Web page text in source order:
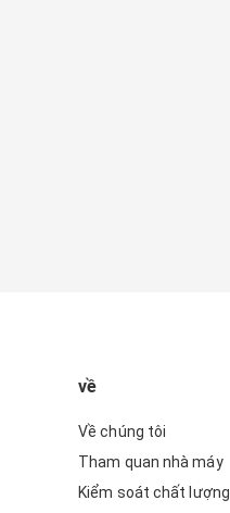
về
Về chúng tôi
Tham quan nhà máy
Kiểm soát chất lượng